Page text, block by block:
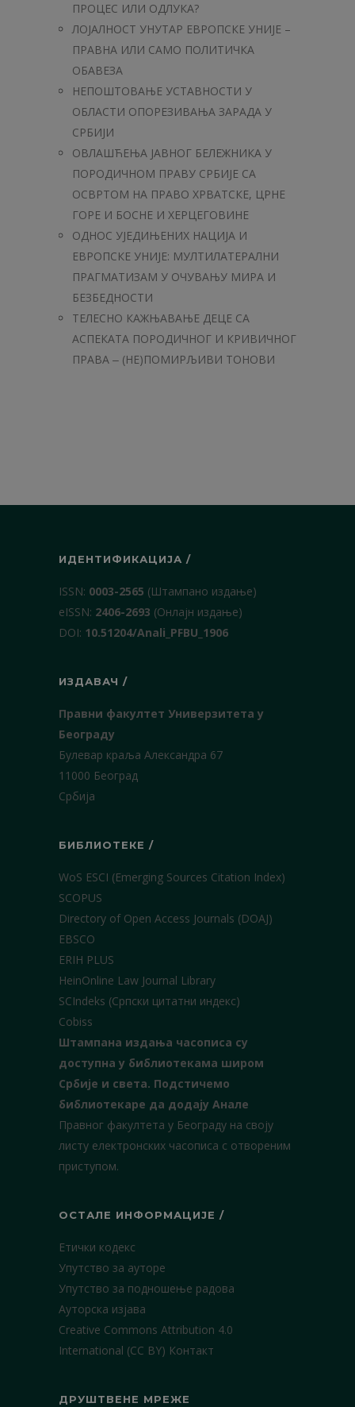
ПРОЦЕС ИЛИ ОДЛУКА?
ЛОЈАЛНОСТ УНУТАР ЕВРОПСКЕ УНИЈЕ –
ПРАВНА ИЛИ САМО ПОЛИТИЧКА
ОБАВЕЗА
НЕПОШТОВАЊЕ УСТАВНОСТИ У
ОБЛАСТИ ОПОРЕЗИВАЊА ЗАРАДА У
СРБИЈИ
ОВЛАШЋЕЊА ЈАВНОГ БЕЛЕЖНИКА У
ПОРОДИЧНОМ ПРАВУ СРБИЈЕ СА
ОСВРТОМ НА ПРАВО ХРВАТСКЕ, ЦРНЕ
ГОРЕ И БОСНЕ И ХЕРЦЕГОВИНЕ
ОДНОС УЈЕДИЊЕНИХ НАЦИЈА И
ЕВРОПСКЕ УНИЈЕ: МУЛТИЛАТЕРАЛНИ
ПРАГМАТИЗАМ У ОЧУВАЊУ МИРА И
БЕЗБЕДНОСТИ
ТЕЛЕСНО КАЖЊАВАЊЕ ДЕЦЕ СА
АСПЕКАТА ПОРОДИЧНОГ И КРИВИЧНОГ
ПРАВА ‒ (НЕ)ПОМИРЉИВИ ТОНОВИ
ИДЕНТИФИКАЦИЈА /
ISSN: 0003-2565 (Штампано издање)
еISSN: 2406-2693 (Онлајн издање)
DOI: 10.51204/Anali_PFBU_1906
ИЗДАВАЧ /
Правни факултет Универзитета у
Београду
Булевар краља Александра 67
11000 Београд
Србија
БИБЛИОТЕКЕ /
WoS ESCI (Emerging Sources Citation Index)
SCOPUS
Directory of Open Access Journals (DOAJ)
EBSCO
ERIH PLUS
HeinOnline Law Journal Library
SCIndeks (Српски цитатни индекс)
Cobiss
Штампана издања часописа су
доступна у библиотекама широм
Србије и света. Подстичемо
библиотекаре да додају Анале
Правног факултета у Београду на своју
листу електронских часописа с отвореним
приступом.
ОСТАЛЕ ИНФОРМАЦИЈЕ /
Етички кодекс
Упутство за ауторе
Упутство за подношење радова
Ауторска изјава
Creative Commons Attribution 4.0
International (CC BY) Контакт
ДРУШТВЕНЕ МРЕЖЕ